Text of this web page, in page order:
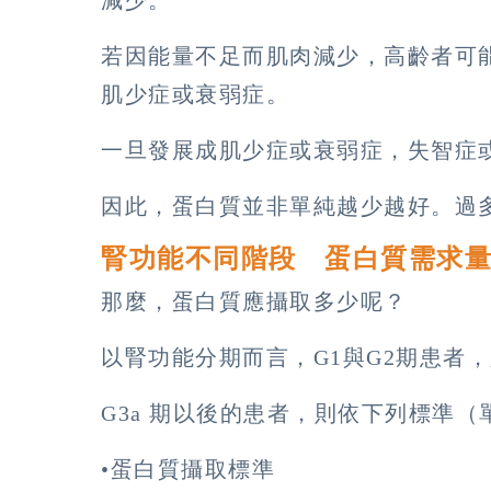
若因能量不足而肌肉減少，高齡者
肌少症或衰弱症。
一旦發展成肌少症或衰弱症，失智症
因此，蛋白質並非單純越少越好。過
腎功能不同階段 蛋白質需求
那麼，蛋白質應攝取多少呢？
以腎功能分期而言，G1與G2期患者
G3a 期以後的患者，則依下列標準
•蛋白質攝取標準